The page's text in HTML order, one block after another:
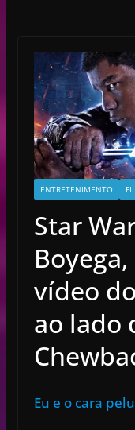
ENTRETENIMENTO
Star
vídeo
ao lado
Eu e o cara